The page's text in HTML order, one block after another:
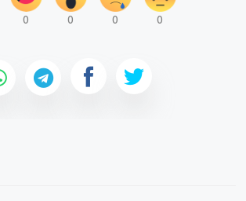
0 0 0 0